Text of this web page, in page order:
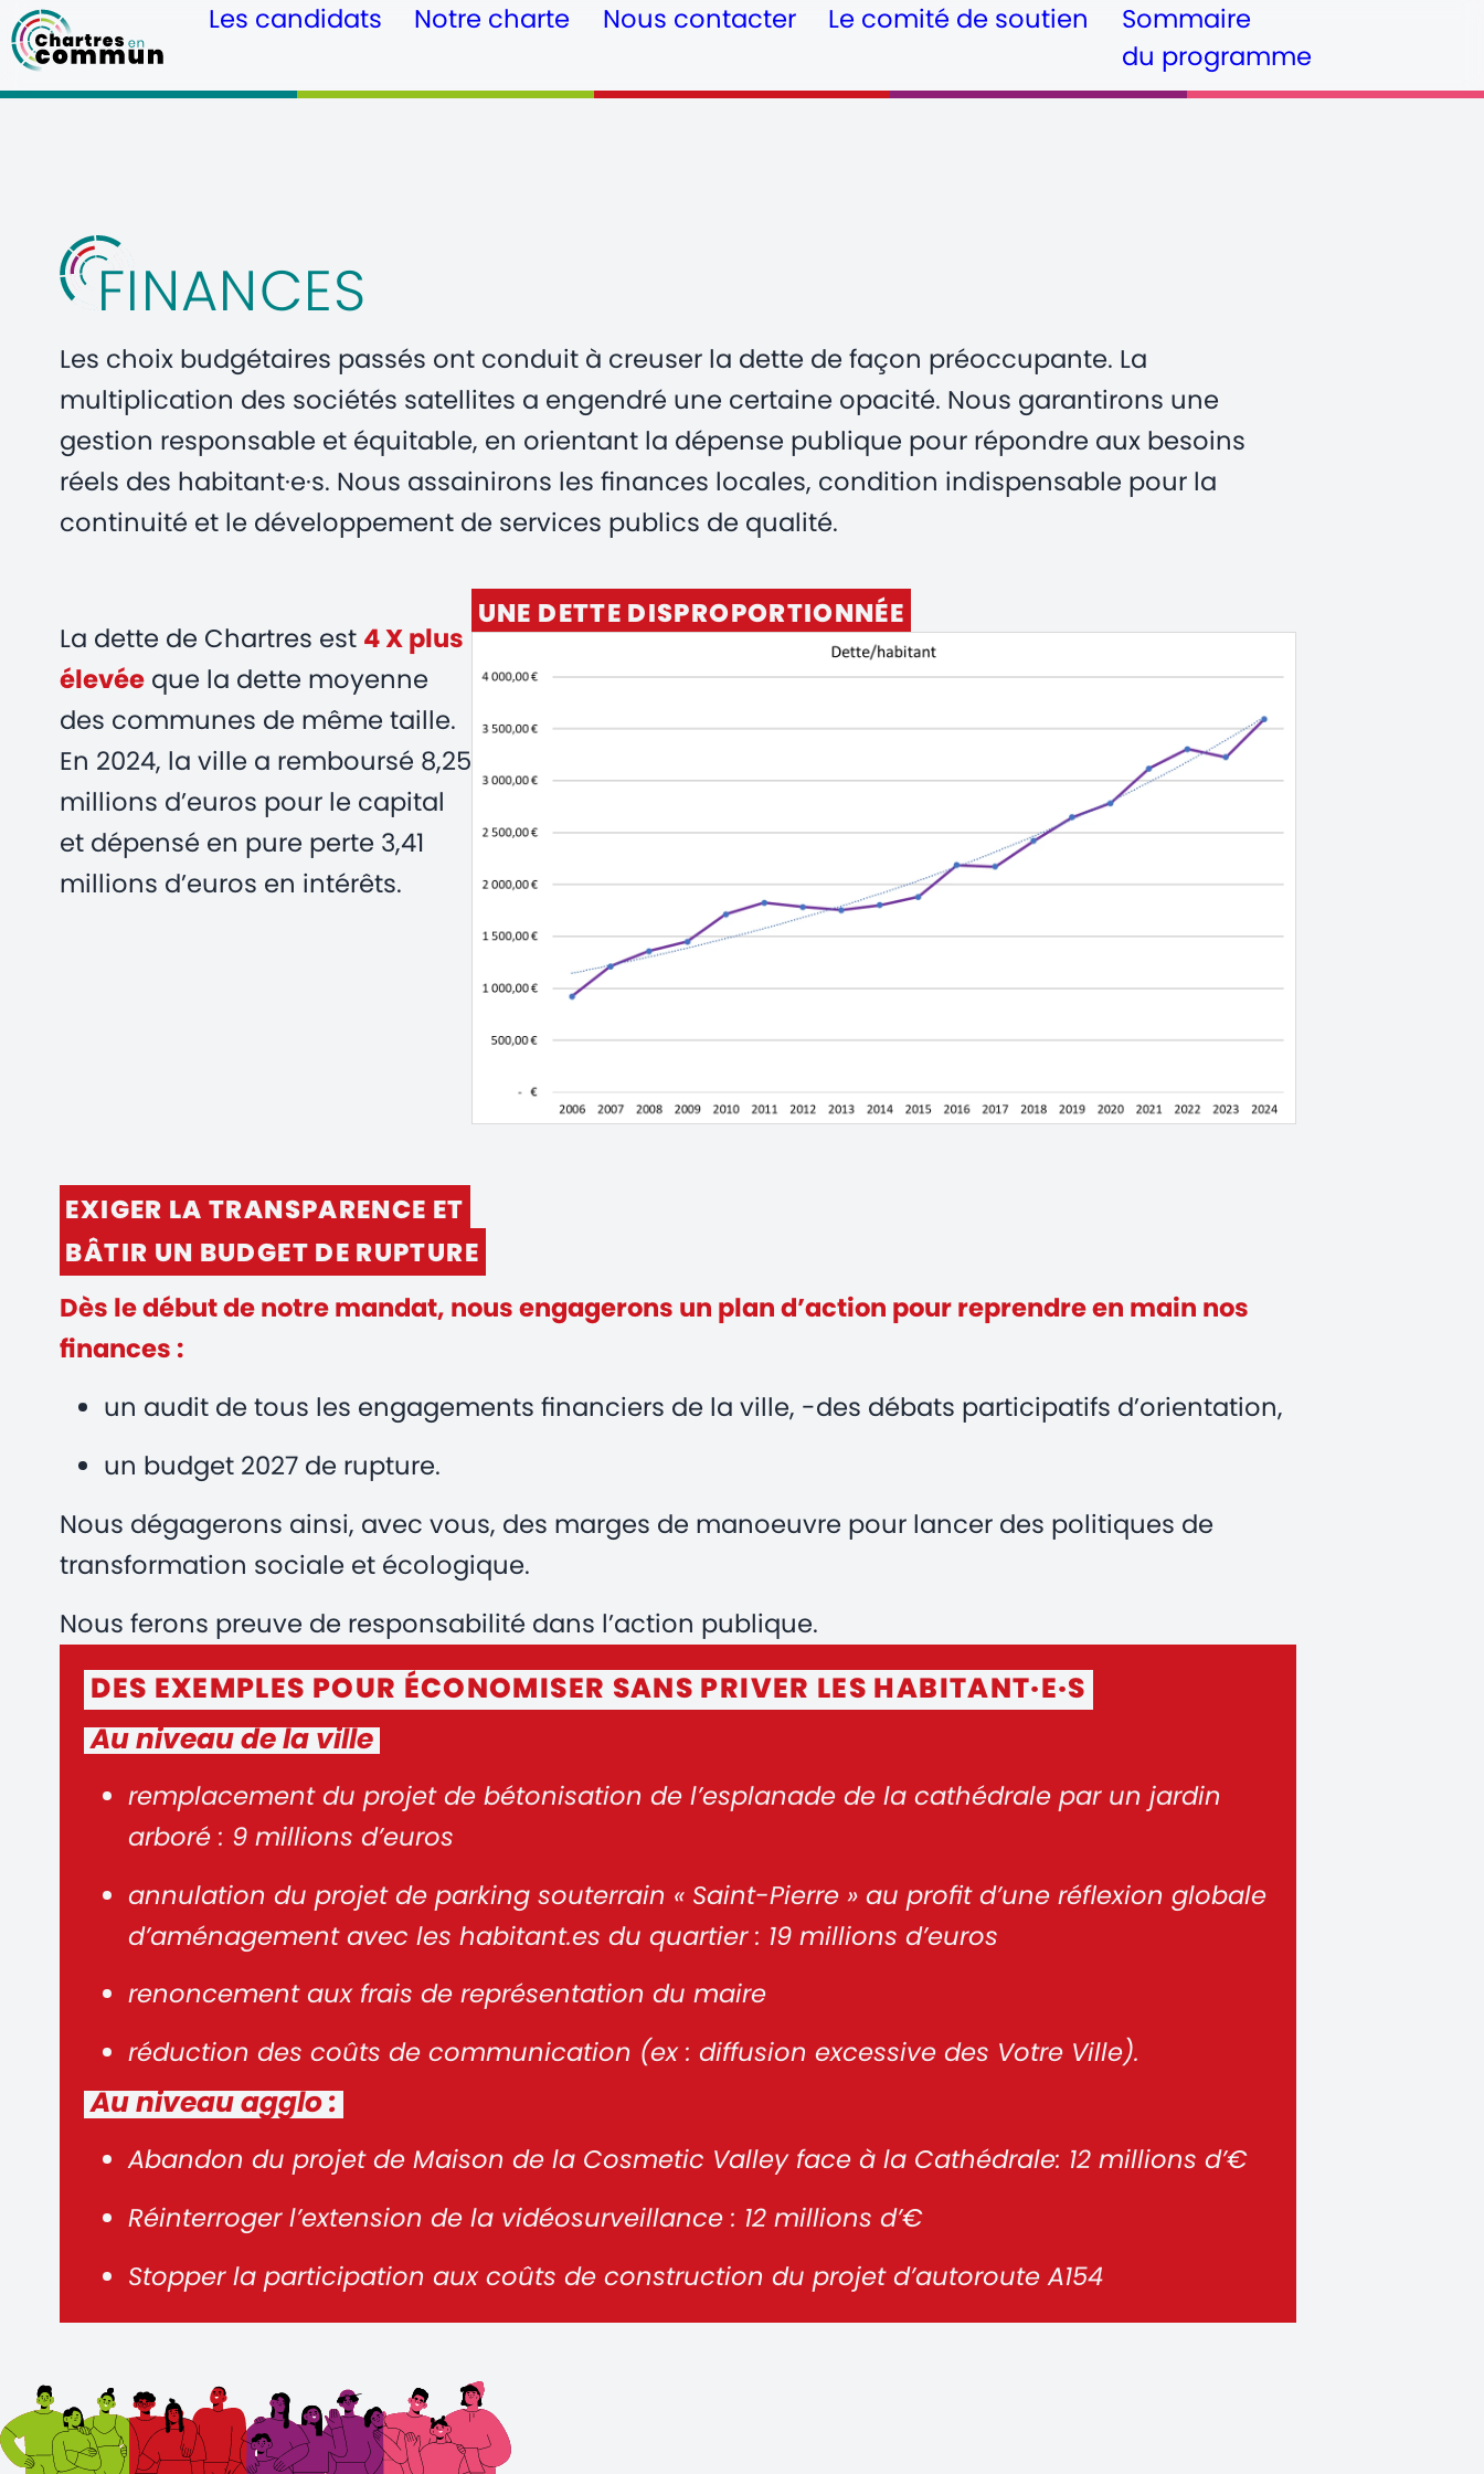
Les candidats Notre charte Nous contacter Le comité de soutien
Sommaire
du programme
FINANCES
Les choix budgétaires passés ont conduit à creuser la dette de façon préoccupante. La
multiplication des sociétés satellites a engendré une certaine opacité. Nous garantirons une
gestion responsable et équitable, en orientant la dépense publique pour répondre aux besoins
réels des habitant·e·s. Nous assainirons les finances locales, condition indispensable pour la
continuité et le développement de services publics de qualité.
La dette de Chartres est 4 X plus
élevéeque la dette moyenne
des communes de même taille.
En 2024, la ville a remboursé 8,25
millions d’euros pour le capital
et dépensé en pure perte 3,41
millions d’euros en intérêts.
UNE DETTE DISPROPORTIONNÉE
EXIGER LA TRANSPARENCE ET
BÂTIR UN BUDGET DE RUPTURE
Dès le début de notre mandat, nous engagerons un plan d’action pour reprendre en main nos
finances :
un audit de tous les engagements financiers de la ville, -des débats participatifs d’orientation,
un budget 2027 de rupture.
Nous dégagerons ainsi, avec vous, des marges de manoeuvre pour lancer des politiques de
transformation sociale et écologique.
Nous ferons preuve de responsabilité dans l’action publique.
DES EXEMPLES POUR ÉCONOMISER SANS PRIVER LES HABITANT·E·S
Au niveau de la ville
remplacement du projet de bétonisation de l’esplanade de la cathédrale par un jardin
arboré : 9 millions d’euros
annulation du projet de parking souterrain « Saint-Pierre » au profit d’une réflexion globale
d’aménagement avec les habitant.es du quartier : 19 millions d’euros
renoncement aux frais de représentation du maire
réduction des coûts de communication (ex : diffusion excessive des Votre Ville).
Au niveau agglo :
Abandon du projet de Maison de la Cosmetic Valley face à la Cathédrale: 12 millions d’€
Réinterroger l’extension de la vidéosurveillance : 12 millions d’€
Stopper la participation aux coûts de construction du projet d’autoroute A154